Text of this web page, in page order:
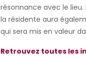
résonnance avec le
la résidente aura
qui sera mis en valeur
Retrouvez toutes les